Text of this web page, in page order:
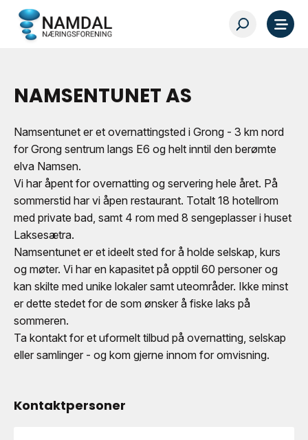
NAMSENTUNET AS
Namsentunet er et overnattingsted i Grong - 3 km nord
for Grong sentrum langs E6 og helt inntil den berømte
elva Namsen.
Vi har åpent for overnatting og servering hele året. På
sommerstid har vi åpen restaurant. Totalt 18 hotellrom
med private bad, samt 4 rom med 8 sengeplasser i huset
Laksesætra.
Namsentunet er et ideelt sted for å holde selskap, kurs
og møter. Vi har en kapasitet på opptil 60 personer og
kan skilte med unike lokaler samt uteområder. Ikke minst
er dette stedet for de som ønsker å fiske laks på
sommeren.
Ta kontakt for et uformelt tilbud på overnatting, selskap
eller samlinger - og kom gjerne innom for omvisning.
Kontaktpersoner